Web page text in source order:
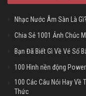
Nhạc Nước Âm Sàn Là Gì?
Chia Sẻ 1001 Ảnh Chúc
Bạn Đã Biết Gì Về Vé Số
100 Hình nền động
100 Các Câu Nói Hay Về
Thức